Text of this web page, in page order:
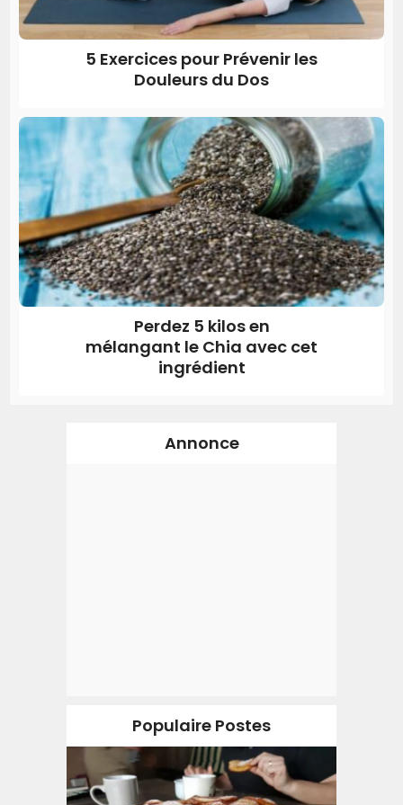
5 Exercices pour Prévenir les
Douleurs du Dos
Perdez 5 kilos en
mélangant le Chia avec cet
ingrédient
Annonce
Populaire Postes